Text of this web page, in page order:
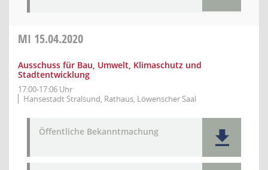
MI 15.04.2020
Ausschuss für Bau, Umwelt, Klimaschutz und
Stadtentwicklung
17:00-17:06 Uhr
Hansestadt Stralsund, Rathaus, Löwenscher Saal
Öffentliche Bekanntmachung